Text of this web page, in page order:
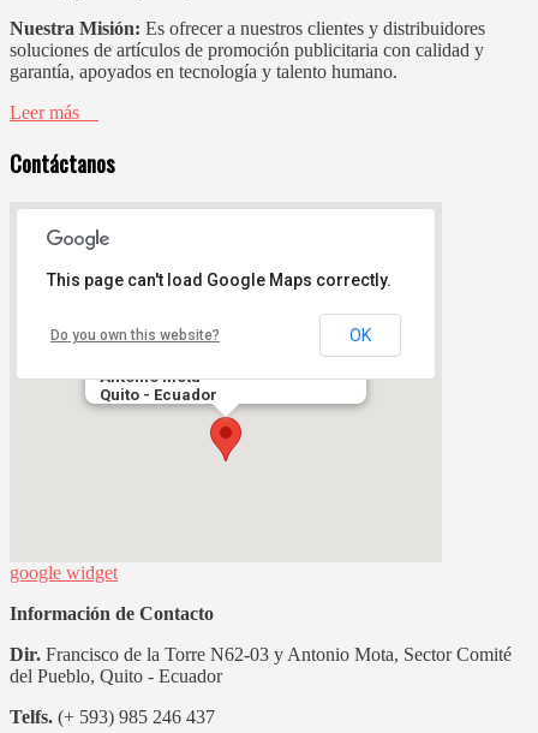
Nuestra Misión: Es ofrecer a nuestros clientes y distribuidores
soluciones de artículos de promoción publicitaria con calidad y
garantía, apoyados en tecnología y talento humano.
Leer más
Contáctanos
Sector Comité del Pueblo,
Francisco de la Torre N62-03 y
Antonio Mota
Quito - Ecuador
This page can't load Google Maps correctly.
Do you own this website? OK
google widget
Información de Contacto
Dir. Francisco de la Torre N62-03 y Antonio Mota, Sector Comité
del Pueblo, Quito - Ecuador
Telfs. (+ 593) 985 246 437